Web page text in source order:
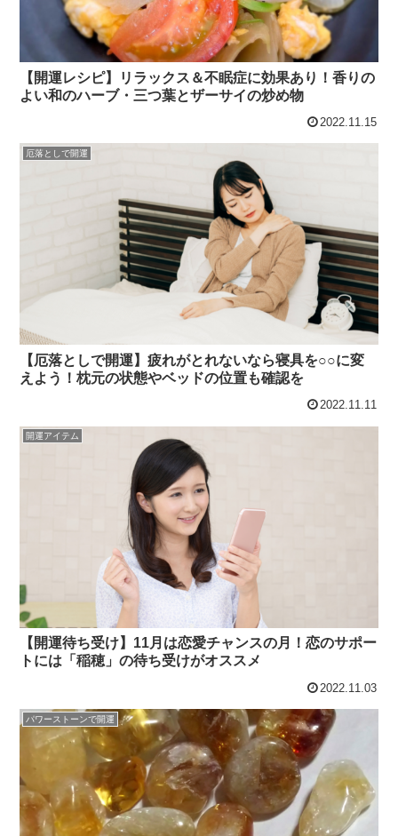
【開運レシピ】リラックス＆不眠症に効果あり！香りの
よい和のハーブ・三つ葉とザーサイの炒め物
2022.11.15
厄落としで開運
【厄落としで開運】疲れがとれないなら寝具を○○に変
えよう！枕元の状態やベッドの位置も確認を
2022.11.11
開運アイテム
【開運待ち受け】11月は恋愛チャンスの月！恋のサポー
トには「稲穂」の待ち受けがオススメ
2022.11.03
パワーストーンで開運